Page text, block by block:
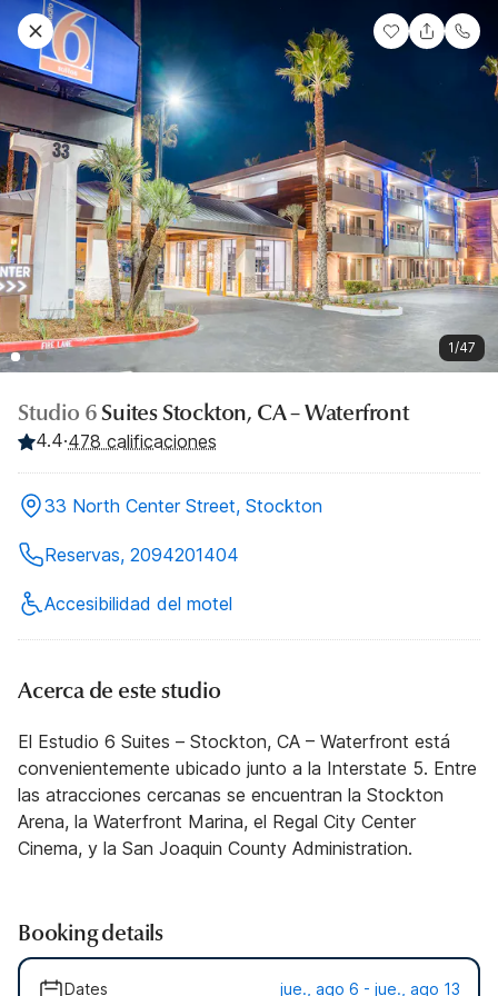
1/47
Studio 6Suites Stockton, CA – Waterfront
4.4·478 calificaciones
33 North Center Street, Stockton
Reservas, 2094201404
Accesibilidad del motel
Acerca de este studio
El Estudio 6 Suites – Stockton, CA – Waterfront está
convenientemente ubicado junto a la Interstate 5. Entre
las atracciones cercanas se encuentran la Stockton
Arena, la Waterfront Marina, el Regal City Center
Cinema, y la San Joaquin County Administration.
Booking details
Dates jue., ago 6 - jue., ago 13